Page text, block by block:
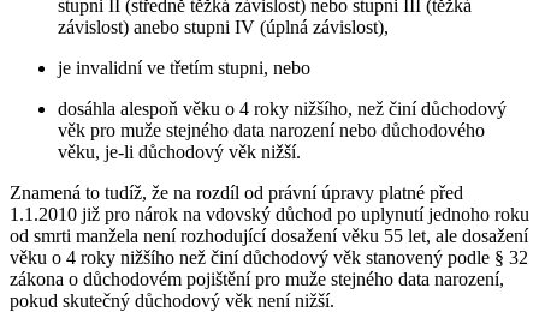
stupni II (středně těžká závislost) nebo stupni III (těžká
závislost) anebo stupni IV (úplná závislost),
je invalidní ve třetím stupni, nebo
dosáhla alespoň věku o 4 roky nižšího, než činí důchodový
věk pro muže stejného data narození nebo důchodového
věku, je-li důchodový věk nižší.
Znamená to tudíž, že na rozdíl od právní úpravy platné před
1.1.2010 již pro nárok na vdovský důchod po uplynutí jednoho roku
od smrti manžela není rozhodující dosažení věku 55 let, ale dosažení
věku o 4 roky nižšího než činí důchodový věk stanovený podle § 32
zákona o důchodovém pojištění pro muže stejného data narození,
pokud skutečný důchodový věk není nižší.